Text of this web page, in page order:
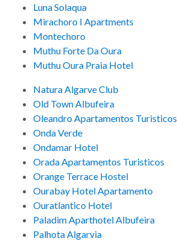
Luna Solaqua
Mirachoro I Apartments
Montechoro
Muthu Forte Da Oura
Muthu Oura Praia Hotel
Natura Algarve Club
Old Town Albufeira
Oleandro Apartamentos Turisticos
Onda Verde
Ondamar Hotel
Orada Apartamentos Turisticos
Orange Terrace Hostel
Ourabay Hotel Apartamento
Ouratlantico Hotel
Paladim Aparthotel Albufeira
Palhota Algarvia